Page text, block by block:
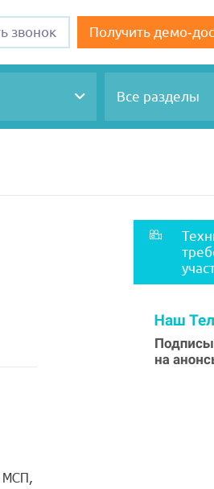
звонок Получить демо-
Все разделы
МСП,